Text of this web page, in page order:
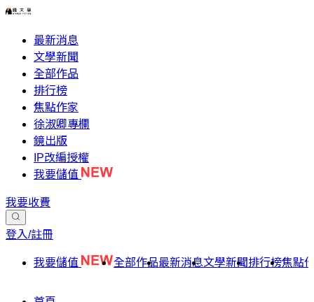
最新消息
文學新聞
全部作品
排行榜
焦點作家
徐淑卿專欄
鏡出版
IP改編授權
我要儲值
我要收費
登入/註冊
我要儲值 全部作品最新消息文學新聞排行榜焦點